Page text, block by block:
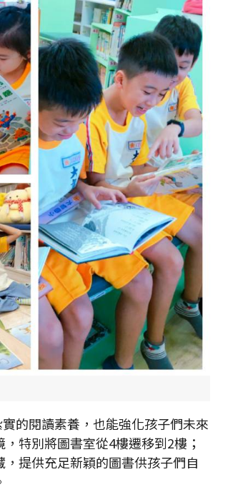
的閱讀素養，也能強化孩子們未來
特別將圖書室從4樓遷移到2樓；
提供充足新穎的圖書供孩子們自